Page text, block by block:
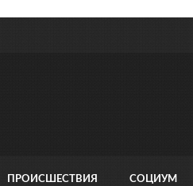
ПРОИСШЕСТВИЯ СОЦИУМ